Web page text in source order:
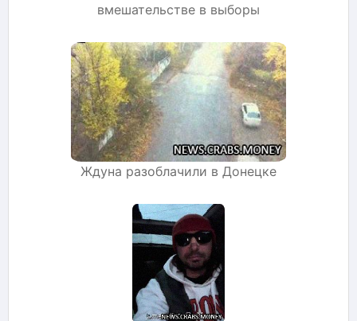
вмешательстве в выборы
Ждуна разоблачили в Донецке